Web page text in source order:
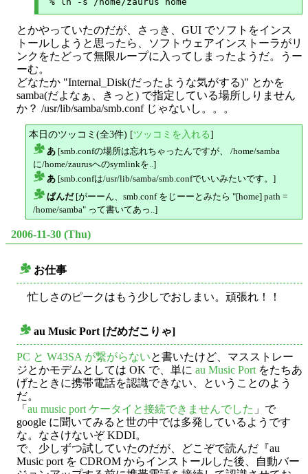
とかやっていたのだが、さっき、GUI でソフトをインス
トールしようと思ったら、ソフトウェアインストーラがリ
ンクをたどって無限ループに入ってしまったようだ。うー
ーむ。
どなたか "Internal_Disk(だったような気がする)" とかを
samba(だよなぁ、きっと) で指定している場所しりません
か？ /usr/lib/samba/smb.conf じゃないし。。。
本日のツッコミ(全3件) [ツッコミを入れる]
あ [smb.confの場所は忘れちゃったんですが、 /home/samba
に/home/zaurusへのsymlinkを..]
あ [smb.confは/usr/lib/samba/smb.confでいいみたいです。]
ぱんだ[がーーん、smb.conf をじーーとみたら "[home] path =
/home/samba" って書いてあっ..]
2006-11-30 (Thu)
お仕事
忙しさのピークはもう少しでおしまい。頑張れ！！
au Music Port [だめだこりゃ]
PC と W43SA が繋がらないと書いたけど、マスストレー
ジとかモデムとしては OK で、単に au Music Portをたちあ
げたときに携帯電話を認識できない、ということのよう
だ。
「 au music port ケータイと接続できませんでした 」で
google に聞いてみると世の中では多発しているようです
な。なさけないぞ KDDI。
で、少しずつ試していたのだが、どこぞで読んだ『au
Music port を CDROM からインストールした後、自動バー